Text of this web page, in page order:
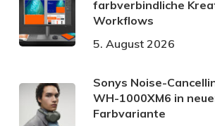
farbverbindliche
Workflows
5. August 2026
Sonys Noise-
WH-1000XM6 in
Farbvariante